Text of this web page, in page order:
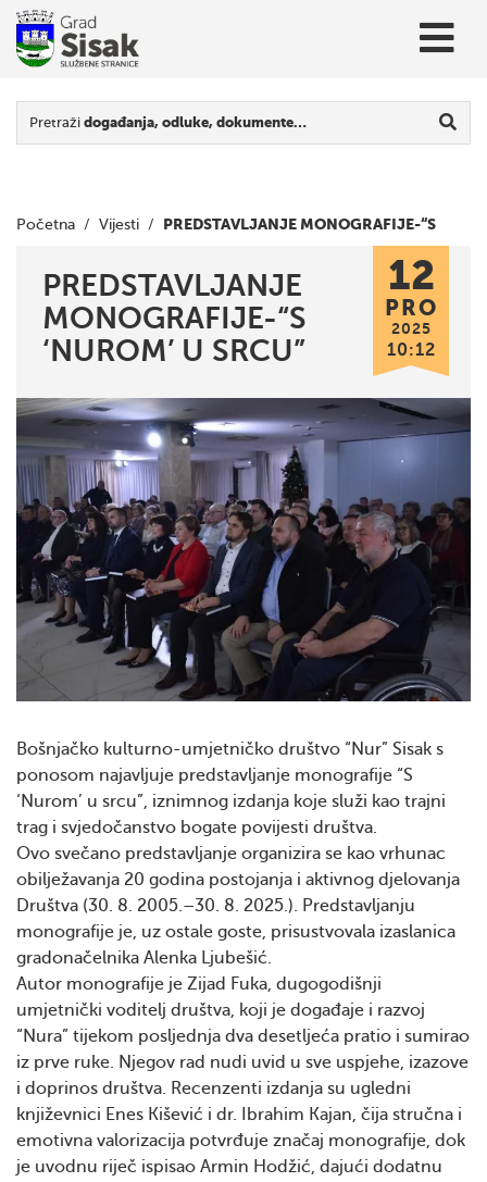
Pretraži događanja, odluke, dokumente…
Početna / Vijesti / PREDSTAVLJANJE MONOGRAFIJE-“S
PREDSTAVLJANJE
MONOGRAFIJE-“S
‘NUROM’ U SRCU”
12
PRO
2025
10:12
Bošnjačko kulturno-umjetničko društvo “Nur” Sisak s
ponosom najavljuje predstavljanje monografije “S
‘Nurom’ u srcu”, iznimnog izdanja koje služi kao trajni
trag i svjedočanstvo bogate povijesti društva.
Ovo svečano predstavljanje organizira se kao vrhunac
obilježavanja 20 godina postojanja i aktivnog djelovanja
Društva (30. 8. 2005.–30. 8. 2025.). Predstavljanju
monografije je, uz ostale goste, prisustvovala izaslanica
gradonačelnika Alenka Ljubešić.
Autor monografije je Zijad Fuka, dugogodišnji
umjetnički voditelj društva, koji je događaje i razvoj
“Nura” tijekom posljednja dva desetljeća pratio i sumirao
iz prve ruke. Njegov rad nudi uvid u sve uspjehe, izazove
i doprinos društva. Recenzenti izdanja su ugledni
književnici Enes Kišević i dr. Ibrahim Kajan, čija stručna i
emotivna valorizacija potvrđuje značaj monografije, dok
je uvodnu riječ ispisao Armin Hodžić, dajući dodatnu